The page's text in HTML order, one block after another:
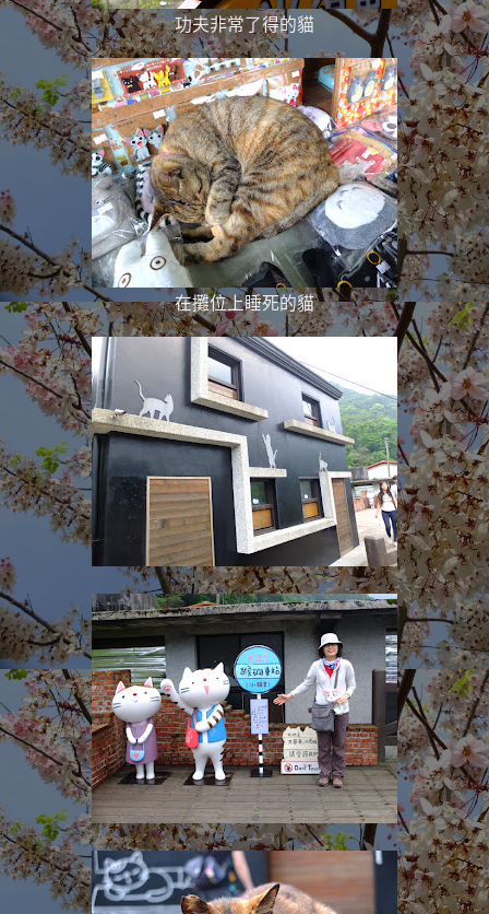
功夫非常了得的貓
在攤位上睡死的貓